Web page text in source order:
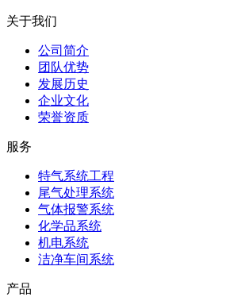
关于我们
公司简介
团队优势
发展历史
企业文化
荣誉资质
服务
特气系统工程
尾气处理系统
气体报警系统
化学品系统
机电系统
洁净车间系统
产品